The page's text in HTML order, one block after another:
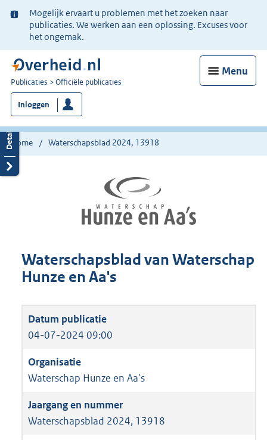
Ter
informatie:
Mogelijk ervaart u problemen met het zoeken naar
publicaties. We werken aan een oplossing. Excuses voor
het ongemak.
Menu
U
bent
nu
hier:
Publicaties Officiële publicaties
Inloggen
Home Waterschapsblad 2024, 13918
Waterschapsblad van Waterschap
Hunze en Aa's
04-07-2024 09:00
Waterschap Hunze en Aa's
Waterschapsblad 2024, 13918